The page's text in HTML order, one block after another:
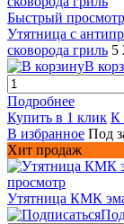
Быстрый просмотр
Утятница с
сковорода гриль 5
В
Подробнее
Купить в 1 клик К
В избранное Под
Хит продаж
просмотр
Утятница КМК